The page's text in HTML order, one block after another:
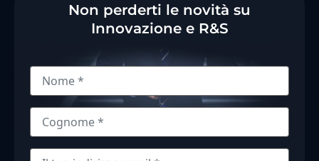
Non perderti le novità su
Innovazione e R&S